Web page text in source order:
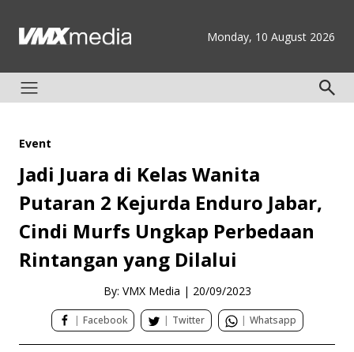
Monday, 10 August 2026
Event
Jadi Juara di Kelas Wanita
Putaran 2 Kejurda Enduro Jabar,
Cindi Murfs Ungkap Perbedaan
Rintangan yang Dilalui
By: VMX Media | 20/09/2023
| Facebook | Twitter | Whatsapp